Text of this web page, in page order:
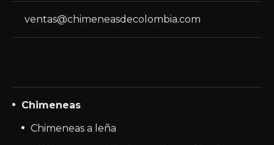
ventas@chimeneasdecolombia.com
Chimeneas
Chimeneas a leña